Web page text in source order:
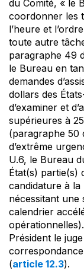
du Comité, « le
coordonner les
l’heure et
toute autre
paragraphe 49
le Bureau en
demandes
dollars des
d’examiner et
supérieures à
(paragraphe 50
d’extrême
U.6, le Bureau
État(s) partie(s)
candidature à
nécessitant une
calendrier
Président le
(article 12.3).